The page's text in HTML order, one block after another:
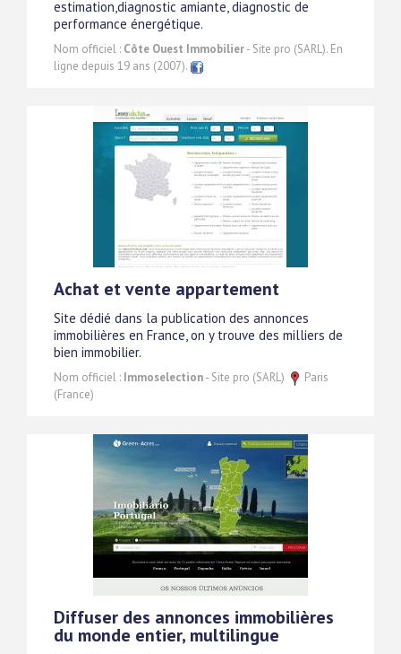
estimation,diagnostic amiante, diagnostic de
performance énergétique.
Nom officiel : Côte Ouest Immobilier- Site pro (SARL). En
ligne depuis 19 ans (2007).
Achat et vente appartement
Site dédié dans la publication des annonces
immobilières en France, on y trouve des milliers de
bien immobilier.
Nom officiel : Immoselection- Site pro (SARL)
Paris
(France)
Diffuser des annonces immobilières
du monde entier, multilingue